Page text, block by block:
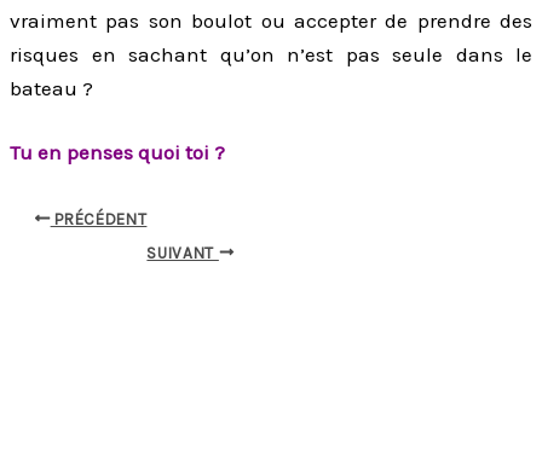
vraiment pas son boulot ou accepter de prendre des
risques en sachant qu’on n’est pas seule dans le
bateau ?
Tu en penses quoi toi ?
PRÉCÉDENT
SUIVANT